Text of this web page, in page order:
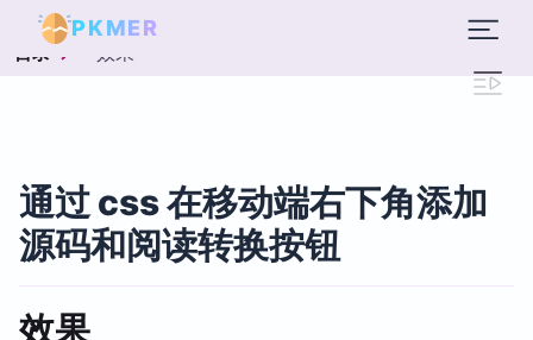
PKMER
目录 效果
通过 css 在移动端右下角添加
源码和阅读转换按钮
效果